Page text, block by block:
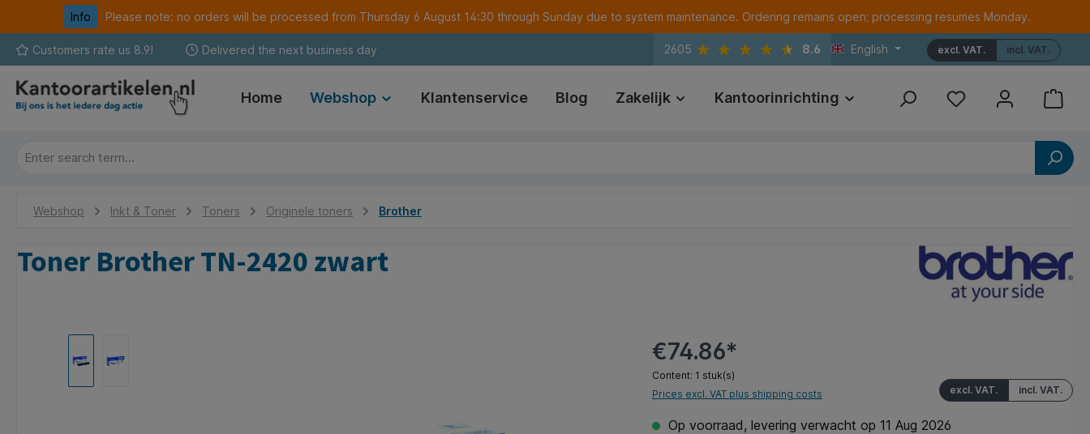
Skip to main navigation
Info Please note: no orders will be processed from Thursday 6 August 14:30 through Sunday due to system maintenance. Ordering remains open; processing resumes Monday.
Customers rate us 8.9! Delivered the next business day 2605 8.6 English incl. VAT.
excl. VAT.
Home Webshop Klantenservice Blog Zakelijk Kantoorinrichting Print Referenties
Webshop Inkt & Toner Toners Originele toners Brother
Toner Brother TN-2420 zwart
€74.86*
Content: 1 stuk(s)
incl. VAT.
excl. VAT.
Prices excl. VAT plus shipping costs
Op voorraad, levering verwacht op 11 Aug 2026